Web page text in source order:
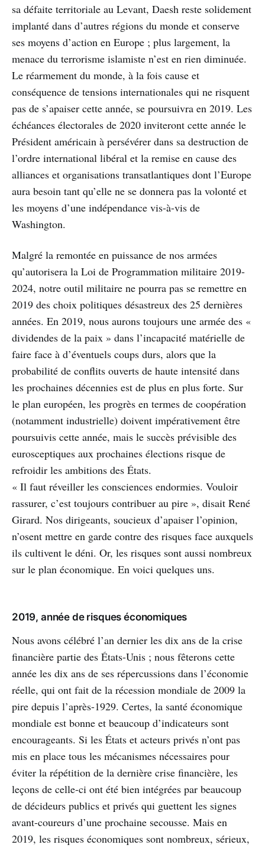
sa défaite territoriale au Levant, Daesh reste solidement
implanté dans d’autres régions du monde et conserve
ses moyens d’action en Europe ; plus largement, la
menace du terrorisme islamiste n’est en rien diminuée.
Le réarmement du monde, à la fois cause et
conséquence de tensions internationales qui ne risquent
pas de s’apaiser cette année, se poursuivra en 2019. Les
échéances électorales de 2020 inviteront cette année le
Président américain à persévérer dans sa destruction de
l’ordre international libéral et la remise en cause des
alliances et organisations transatlantiques dont l’Europe
aura besoin tant qu’elle ne se donnera pas la volonté et
les moyens d’une indépendance vis-à-vis de
Washington.
Malgré la remontée en puissance de nos armées
qu’autorisera la Loi de Programmation militaire 2019-
2024, notre outil militaire ne pourra pas se remettre en
2019 des choix politiques désastreux des 25 dernières
années. En 2019, nous aurons toujours une armée des «
dividendes de la paix » dans l’incapacité matérielle de
faire face à d’éventuels coups durs, alors que la
probabilité de conflits ouverts de haute intensité dans
les prochaines décennies est de plus en plus forte. Sur
le plan européen, les progrès en termes de coopération
(notamment industrielle) doivent impérativement être
poursuivis cette année, mais le succès prévisible des
eurosceptiques aux prochaines élections risque de
refroidir les ambitions des États.
« Il faut réveiller les consciences endormies. Vouloir
rassurer, c’est toujours contribuer au pire », disait René
Girard. Nos dirigeants, soucieux d’apaiser l’opinion,
n’osent mettre en garde contre des risques face auxquels
ils cultivent le déni. Or, les risques sont aussi nombreux
sur le plan économique. En voici quelques uns.
2019, année de risques économiques
Nous avons célébré l’an dernier les dix ans de la crise
financière partie des États-Unis ; nous fêterons cette
année les dix ans de ses répercussions dans l’économie
réelle, qui ont fait de la récession mondiale de 2009 la
pire depuis l’après-1929. Certes, la santé économique
mondiale est bonne et beaucoup d’indicateurs sont
encourageants. Si les États et acteurs privés n’ont pas
mis en place tous les mécanismes nécessaires pour
éviter la répétition de la dernière crise financière, les
leçons de celle-ci ont été bien intégrées par beaucoup
de décideurs publics et privés qui guettent les signes
avant-coureurs d’une prochaine secousse. Mais en
2019, les risques économiques sont nombreux, sérieux,